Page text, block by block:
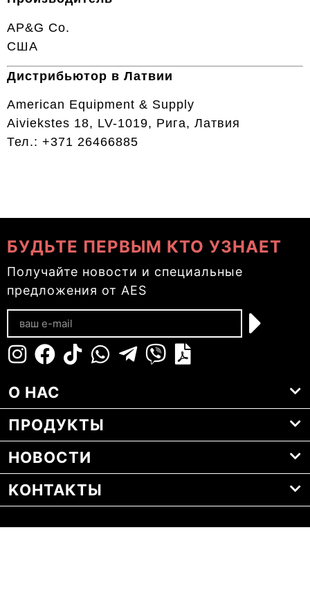
AP&G Co.
США
Дистрибьютор в Латвии
American Equipment & Supply
Aiviekstes 18, LV-1019, Рига, Латвия
Тел.: +371 26466885
О НАС
ПРОДУКТЫ
НОВОСТИ
KОНТАКТЫ
БУДЬТЕ ПЕРВЫМ КТО УЗНАЕТ
Получайте новости и специальные
предложения от AES